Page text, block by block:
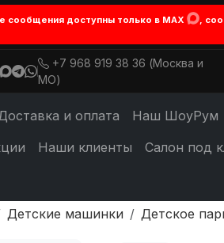
сообщения доступны только в MAX
,
+7 968 919 38 36 (Москва и
МО)
и оплата
Наш ШоуРум
Наши клиенты
Салон под
Детские машинки Детское